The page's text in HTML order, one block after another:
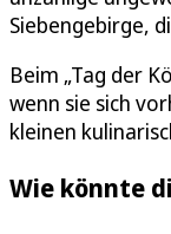
Siebengebirge,
Beim „Tag der
wenn sie sich
kleinen
Wie könnte